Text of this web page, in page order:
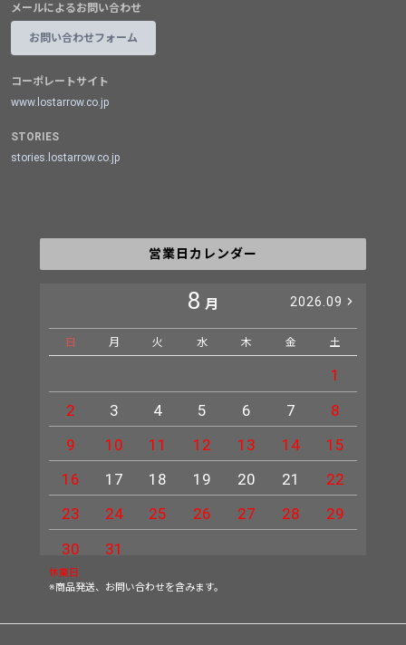
メールによるお問い合わせ
お問い合わせフォーム
コーポレートサイト
www.lostarrow.co.jp
STORIES
stories.lostarrow.co.jp
営業日カレンダー
8 月 2026.09
日 月 火 水 木 金 土
1
2
3 4 5 6 7
8
9
10 11 12 13 14
15
16
17 18 19 20 21
22
23
24 25 26 27 28
29
30
31
休業日
※商品発送、お問い合わせを含みます。